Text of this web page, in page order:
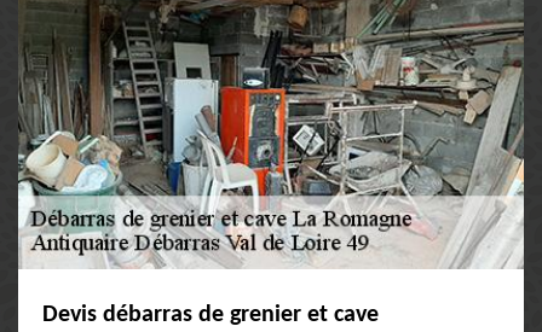
Devis débarras de grenier et cave